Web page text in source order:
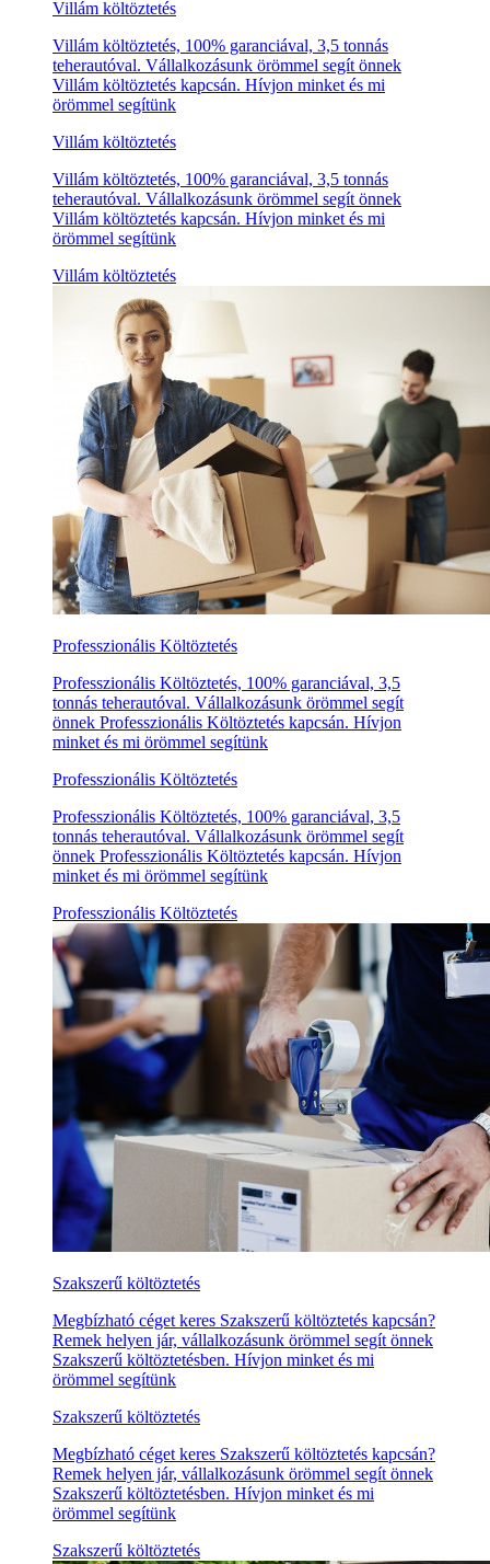
Villám költöztetés
Villám költöztetés, 100% garanciával, 3,5 tonnás
teherautóval. Vállalkozásunk örömmel segít önnek
Villám költöztetés kapcsán. Hívjon minket és mi
örömmel segítünk
Villám költöztetés
Villám költöztetés, 100% garanciával, 3,5 tonnás
teherautóval. Vállalkozásunk örömmel segít önnek
Villám költöztetés kapcsán. Hívjon minket és mi
örömmel segítünk
Villám költöztetés
Professzionális Költöztetés
Professzionális Költöztetés, 100% garanciával, 3,5
tonnás teherautóval. Vállalkozásunk örömmel segít
önnek Professzionális Költöztetés kapcsán. Hívjon
minket és mi örömmel segítünk
Professzionális Költöztetés
Professzionális Költöztetés, 100% garanciával, 3,5
tonnás teherautóval. Vállalkozásunk örömmel segít
önnek Professzionális Költöztetés kapcsán. Hívjon
minket és mi örömmel segítünk
Professzionális Költöztetés
Szakszerű költöztetés
Megbízható céget keres Szakszerű költöztetés kapcsán?
Remek helyen jár, vállalkozásunk örömmel segít önnek
Szakszerű költöztetésben. Hívjon minket és mi
örömmel segítünk
Szakszerű költöztetés
Megbízható céget keres Szakszerű költöztetés kapcsán?
Remek helyen jár, vállalkozásunk örömmel segít önnek
Szakszerű költöztetésben. Hívjon minket és mi
örömmel segítünk
Szakszerű költöztetés